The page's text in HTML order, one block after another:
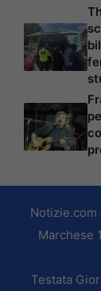
Notizie.com
Marchese
Testata